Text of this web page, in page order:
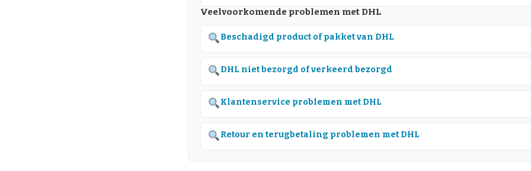
Veelvoorkomende problemen met DHL
Beschadigd product of pakket van DHL
DHL niet bezorgd of verkeerd bezorgd
Klantenservice problemen met DHL
Retour en terugbetaling problemen met DHL